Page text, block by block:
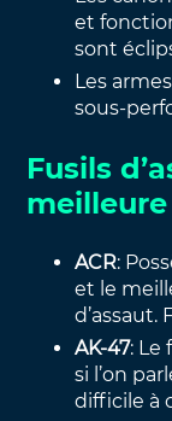
et
sont
Les
sous-
Fusils
ACR:
et le
d’assaut.
AK-47: Le
si l’on
difficile à